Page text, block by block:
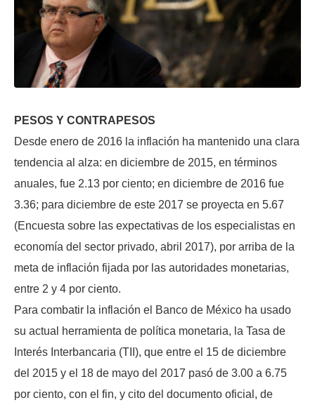
PESOS Y CONTRAPESOS
Desde enero de 2016 la inflación ha mantenido una clara
tendencia al alza: en diciembre de 2015, en términos
anuales, fue 2.13 por ciento; en diciembre de 2016 fue
3.36; para diciembre de este 2017 se proyecta en 5.67
(Encuesta sobre las expectativas de los especialistas en
economía del sector privado, abril 2017), por arriba de la
meta de inflación fijada por las autoridades monetarias,
entre 2 y 4 por ciento.
Para combatir la inflación el Banco de México ha usado
su actual herramienta de política monetaria, la Tasa de
Interés Interbancaria (TII), que entre el 15 de diciembre
del 2015 y el 18 de mayo del 2017 pasó de 3.00 a 6.75
por ciento, con el fin, y cito del documento oficial, de